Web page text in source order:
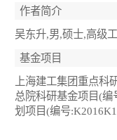
作者简介
吴东升,男,硕士,高级
基金项目
上海建工集团重点科
总院科研基金项目(编
划项目(编号